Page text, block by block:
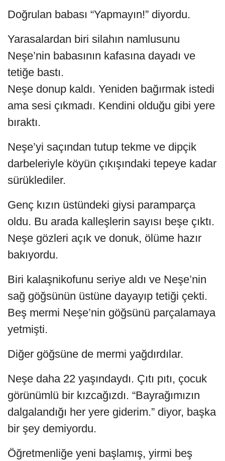
Doğrulan babası “Yapmayın!” diyordu.
Yarasalardan biri silahın namlusunu
Neşe’nin babasının kafasına dayadı ve
tetiğe bastı.
Neşe donup kaldı. Yeniden bağırmak istedi
ama sesi çıkmadı. Kendini olduğu gibi yere
bıraktı.
Neşe’yi saçından tutup tekme ve dipçik
darbeleriyle köyün çıkışındaki tepeye kadar
sürüklediler.
Genç kızın üstündeki giysi paramparça
oldu. Bu arada kalleşlerin sayısı beşe çıktı.
Neşe gözleri açık ve donuk, ölüme hazır
bakıyordu.
Biri kalaşnikofunu seriye aldı ve Neşe’nin
sağ göğsünün üstüne dayayıp tetiği çekti.
Beş mermi Neşe’nin göğsünü parçalamaya
yetmişti.
Diğer göğsüne de mermi yağdırdılar.
Neşe daha 22 yaşındaydı. Çıtı pıtı, çocuk
görünümlü bir kızcağızdı. “Bayrağımızın
dalgalandığı her yere giderim.” diyor, başka
bir şey demiyordu.
Öğretmenliğe yeni başlamış, yirmi beş